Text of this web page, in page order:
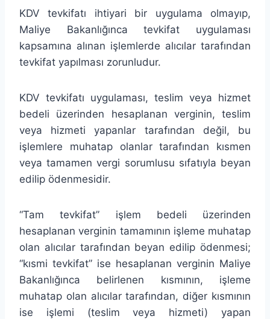
KDV tevkifatı ihtiyari bir uygulama olmayıp,
Maliye Bakanlığınca tevkifat uygulaması
kapsamına alınan işlemlerde alıcılar tarafından
tevkifat yapılması zorunludur.
KDV tevkifatı uygulaması, teslim veya hizmet
bedeli üzerinden hesaplanan verginin, teslim
veya hizmeti yapanlar tarafından değil, bu
işlemlere muhatap olanlar tarafından kısmen
veya tamamen vergi sorumlusu sıfatıyla beyan
edilip ödenmesidir.
“Tam tevkifat” işlem bedeli üzerinden
hesaplanan verginin tamamının işleme muhatap
olan alıcılar tarafından beyan edilip ödenmesi;
“kısmi tevkifat” ise hesaplanan verginin Maliye
Bakanlığınca belirlenen kısmının, işleme
muhatap olan alıcılar tarafından, diğer kısmının
ise işlemi (teslim veya hizmeti) yapan